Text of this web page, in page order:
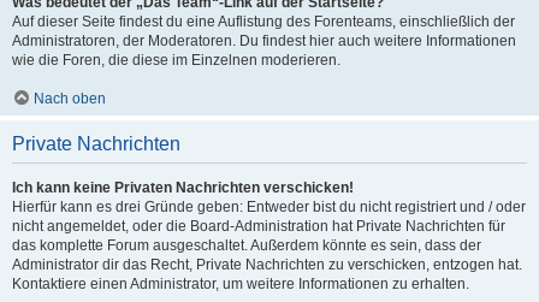
Auf dieser Seite findest du eine Auflistung des Forenteams, einschließlich der
Administratoren, der Moderatoren. Du findest hier auch weitere Informationen
wie die Foren, die diese im Einzelnen moderieren.
Nach oben
Private Nachrichten
Ich kann keine Privaten Nachrichten verschicken!
Hierfür kann es drei Gründe geben: Entweder bist du nicht registriert und / oder
nicht angemeldet, oder die Board-Administration hat Private Nachrichten für
das komplette Forum ausgeschaltet. Außerdem könnte es sein, dass der
Administrator dir das Recht, Private Nachrichten zu verschicken, entzogen hat.
Kontaktiere einen Administrator, um weitere Informationen zu erhalten.